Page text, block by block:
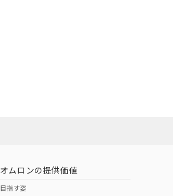
オムロンの提供価値
目指す姿